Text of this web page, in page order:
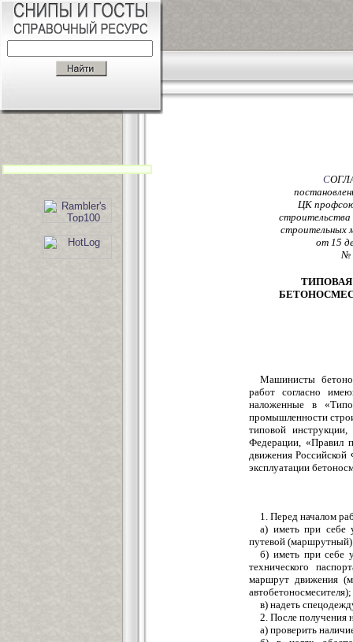
С
ЦК
строительных
от 15
№
Машинисты
работ согласно
наложенные в
промышленности
типовой
Федерации, «Правил
движения Российской
эксплуатации
1. Перед началом
а) иметь при себе
путевой
б) иметь при себе
технического
маршрут движения
автобетоносмесителя);
в) надеть
2. После получения
а) проверить